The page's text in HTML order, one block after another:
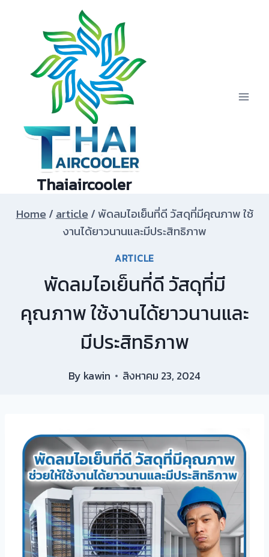
Thaiaircooler
Home / article /พัดลมไอเย็นที่ดี วัสดุที่มีคุณภาพ ใช้
งานได้ยาวนานและมีประสิทธิภาพ
ARTICLE
พัดลมไอเย็นที่ดี วัสดุที่มี
คุณภาพ ใช้งานได้ยาวนานและ
มีประสิทธิภาพ
By kawin สิงหาคม 23, 2024